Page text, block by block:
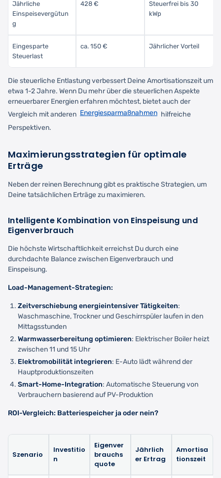
Jährliche
Einspeisevergütun
g
428 €
Steuerfrei bis 30
kWp
Eingesparte
Steuerlast
ca. 150 € Jährlicher Vorteil
Die steuerliche Entlastung verbessert Deine Amortisationszeit um
etwa 1-2 Jahre. Wenn Du mehr über die steuerlichen Aspekte
erneuerbarer Energien erfahren möchtest, bietet auch der
Vergleich mit anderen Energiesparmaßnahmen hilfreiche
Perspektiven.
Maximierungsstrategien für optimale
Erträge
Neben der reinen Berechnung gibt es praktische Strategien, um
Deine tatsächlichen Erträge zu maximieren.
Intelligente Kombination von Einspeisung und
Eigenverbrauch
Die höchste Wirtschaftlichkeit erreichst Du durch eine
durchdachte Balance zwischen Eigenverbrauch und
Einspeisung.
Load-Management-Strategien:
Zeitverschiebung energieintensiver Tätigkeiten:
Waschmaschine, Trockner und Geschirrspüler laufen in den
Mittagsstunden
Warmwasserbereitung optimieren: Elektrischer Boiler heizt
zwischen 11 und 15 Uhr
Elektromobilität integrieren: E-Auto lädt während der
Hauptproduktionszeiten
Smart-Home-Integration: Automatische Steuerung von
Verbrauchern basierend auf PV-Produktion
ROI-Vergleich: Batteriespeicher ja oder nein?
Szenario
Investitio
n
Eigenver
brauchs
quote
Jährlich
er Ertrag
Amortisa
tionszeit